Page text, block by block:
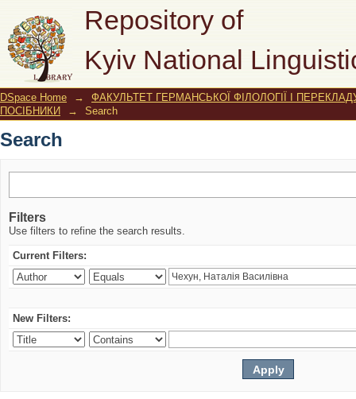
Repository of
Kyiv National
Search
DSpace Home →
ФАКУЛЬТЕТ ГЕРМАНСЬКОЇ ФІЛОЛОГІЇ І
ПОСІБНИКИ
→ Search
Search
Filters
Use filters to refine the search results.
Current Filters:
New Filters: